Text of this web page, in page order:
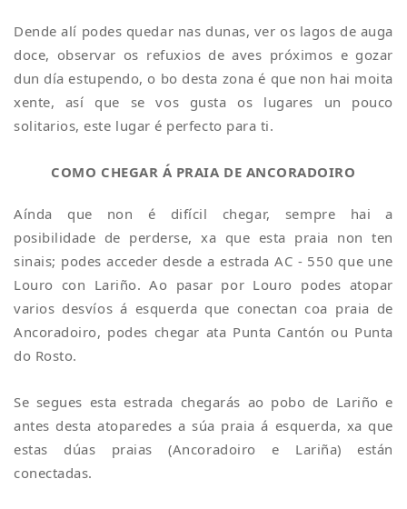
Dende alí podes quedar nas dunas, ver os lagos de auga
doce, observar os refuxios de aves próximos e gozar
dun día estupendo, o bo desta zona é que non hai moita
xente, así que se vos gusta os lugares un pouco
solitarios, este lugar é perfecto para ti.
COMO CHEGAR Á PRAIA DE ANCORADOIRO
Aínda que non é difícil chegar, sempre hai a
posibilidade de perderse, xa que esta praia non ten
sinais; podes acceder desde a estrada AC - 550 que une
Louro con Lariño. Ao pasar por Louro podes atopar
varios desvíos á esquerda que conectan coa praia de
Ancoradoiro, podes chegar ata Punta Cantón ou Punta
do Rosto.
Se segues esta estrada chegarás ao pobo de Lariño e
antes desta atoparedes a súa praia á esquerda, xa que
estas dúas praias (Ancoradoiro e Lariña) están
conectadas.